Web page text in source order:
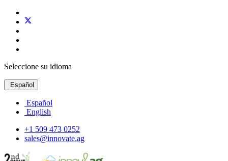
Seleccione su idioma
Español
Español
English
+1 509 473 0252
sales@innovate.ag